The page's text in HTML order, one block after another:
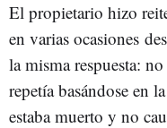
El propietario hizo
en varias ocasiones
la misma respuesta:
repetía basándose en
estaba muerto y no